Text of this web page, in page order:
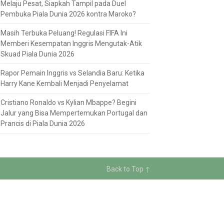
Melaju Pesat, Siapkah Tampil pada Duel
Pembuka Piala Dunia 2026 kontra Maroko?
Masih Terbuka Peluang! Regulasi FIFA Ini
Memberi Kesempatan Inggris Mengutak-Atik
Skuad Piala Dunia 2026
Rapor Pemain Inggris vs Selandia Baru: Ketika
Harry Kane Kembali Menjadi Penyelamat
Cristiano Ronaldo vs Kylian Mbappe? Begini
Jalur yang Bisa Mempertemukan Portugal dan
Prancis di Piala Dunia 2026
Back to Top ↑